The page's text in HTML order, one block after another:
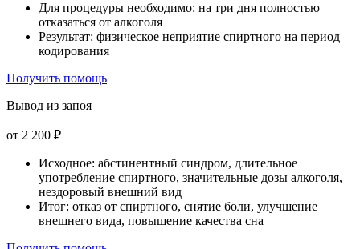
Для процедуры необходимо: на три дня полностью
отказаться от алкоголя
Результат: физическое неприятие спиртного на период
кодирования
Получить помощь
Вывод из запоя
от 2 200 ₽
Исходное: абстинентный синдром, длительное
употребление спиртного, значительные дозы алкоголя,
нездоровый внешний вид
Итог: отказ от спиртного, снятие боли, улучшение
внешнего вида, повышение качества сна